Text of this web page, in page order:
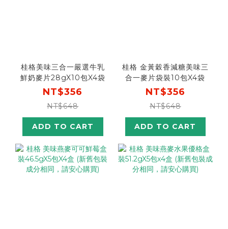
桂格美味三合一嚴選牛乳
鮮奶麥片28gX10包X4袋
NT$356
NT$648
ADD TO CART
桂格 金黃穀香減糖美味三
合一麥片袋裝10包X4袋
NT$356
NT$648
ADD TO CART